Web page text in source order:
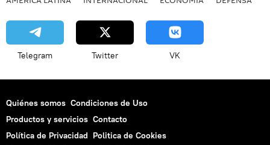
Telegram Twitter VK
Quiénes somos Condiciones de Uso
Productos y servicios Contacto
Política de Privacidad Politica de Cookies